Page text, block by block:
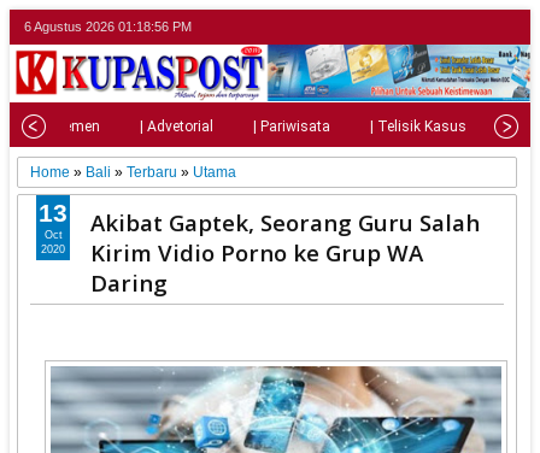
6 Agustus 2026 01:18:58 PM
| Parlemen | Advetorial | Pariwisata | Telisik Kasus |
Home » Bali »Terbaru » Utama
Akibat Gaptek, Seorang Guru Salah
Kirim Vidio Porno ke Grup WA
Daring
13
Oct
2020